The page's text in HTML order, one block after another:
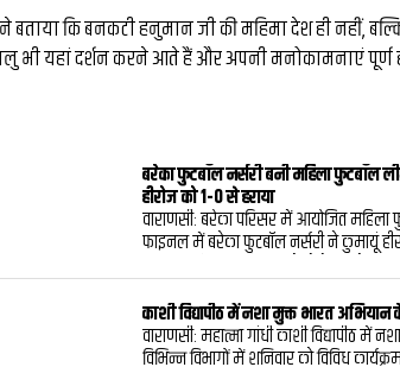
बताया कि बनकटी हनुमान जी की महिमा देश ही नहीं,
भी यहां दर्शन करने आते हैं और अपनी मनोकामनाएं
बरेका फुटबॉल नर्सरी बनी महिला फुटबॉल
हीरोज को 1-0 से हराया
वाराणसी: बरेका परिसर में आयोजित
फाइनल में बरेका फुटबॉल नर्सरी ने कुमायूं
निर्णायक गोल बरेका फुटबॉल नर्सरी की जीत
फुटबॉल खिलाड़ी एवं प्रशिक्षक भैरव दत्त के
फाइनल मुकाबले का शुभारंभ मुख्य अतिथि
मुख्य अभिकल्प इंजीनियर (विद्युत) अनुराग
काशी विद्यापीठ में नशा मुक्त भारत अभियान
वाराणसी: महात्मा गांधी काशी विद्यापीठ में
विभिन्न विभागों में शनिवार को विविध